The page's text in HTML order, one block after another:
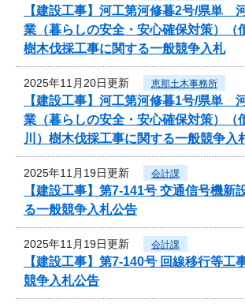
【建設工事】河工第河修暮2号/県単
業（暮らしの安全・安心確保対策）（
樹木伐採工事に関する一般競争入札
2025年11月20日更新 恵那土木事務所
【建設工事】河工第河修暮1号/県単
業（暮らしの安全・安心確保対策）（
川）樹木伐採工事に関する一般競争入
2025年11月19日更新 会計課
【建設工事】第7-141号 交通信号機新
る一般競争入札公告
2025年11月19日更新 会計課
【建設工事】第7-140号 回線移行等工
競争入札公告